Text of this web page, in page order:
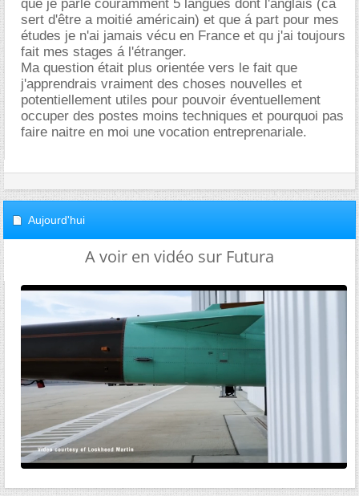
que je parle couramment 5 langues dont l'anglais (ca
sert d'être a moitié américain) et que á part pour mes
études je n'ai jamais vécu en France et qu j'ai toujours
fait mes stages á l'étranger.
Ma question était plus orientée vers le fait que
j'apprendrais vraiment des choses nouvelles et
potentiellement utiles pour pouvoir éventuellement
occuper des postes moins techniques et pourquoi pas
faire naitre en moi une vocation entreprenariale.
Aujourd'hui
A voir en vidéo sur Futura